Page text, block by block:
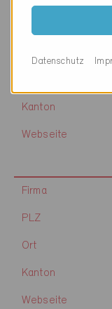
Kanton
Webseite
Firma
PLZ
Ort
Kanton
Webseite
Datenschutz